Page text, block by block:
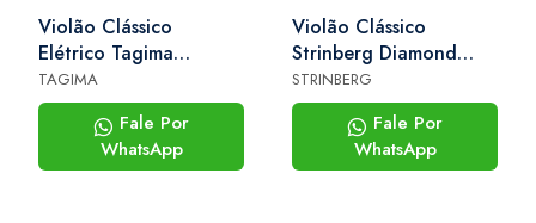
Violão Clássico
Elétrico Tagima
Santiago Ntabs
TAGIMA
Fale Por
WhatsApp
Violão Clássico
Strinberg Diamond
Dc6sc rt n
STRINBERG
Fale Por
WhatsApp